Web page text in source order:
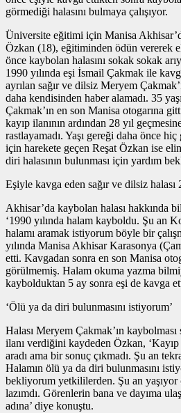
görmediği halasını bulmaya çalışıyor.
Üniversite eğitimi için Manisa
Özkan (18), eğitiminden ödün vererek
önce kaybolan halasını sokak sokak
1990 yılında eşi İsmail Çakmak ile
ayrılan sağır ve dilsiz Meryem
daha kendisinden haber alamadı. 35
Çakmak’ın en son Manisa otogarına
kayıp ilanının ardından 28 yıl
rastlayamadı. Yaşı gereği daha önce
için harekete geçen Reşat Özkan ise
diri halasının bulunması için yardım
Eşiyle kavga eden sağır ve dilsiz halası
Akhisar’da kaybolan halası hakkında
‘1990 yılında halam kayboldu. Şu an
halamı aramak istiyorum böyle bir
yılında Manisa Akhisar Karasonya
etti. Kavgadan sonra en son Manisa
görülmemiş. Halam okuma yazma
kaybolduktan 5 ay sonra eşi de kavga
‘Ölü ya da diri bulunmasını istiyorum’
Halası Meryem Çakmak’ın kaybolması
ilanı verdiğini kaydeden Özkan,
aradı ama bir sonuç çıkmadı. Şu an
Halamın ölü ya da diri bulunmasını
bekliyorum yetkililerden. Şu an yaşıyor
lazımdı. Görenlerin bana ve dayıma
adına’ diye konuştu.